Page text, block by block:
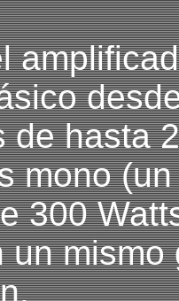
de hasta
mono
300
un